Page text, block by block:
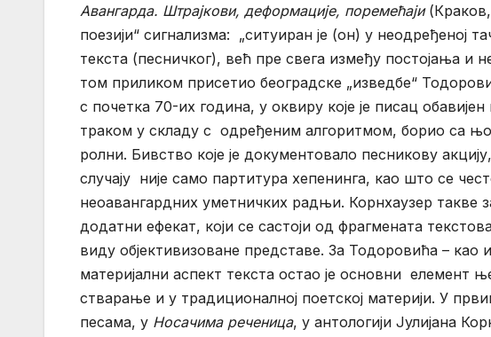
Авангарда. Штрајкови, деформације, поремећаји(Краков,
поезији“ сигнализма: „ситуиран је (он) у неодређеној
текста (песничког), већ пре свега између постојања и
том приликом присетио београдске „изведбе“
с почетка 70-их година, у оквиру које је писац
траком у складу с одређеним алгоритмом, борио са
ролни. Бивство које је документовало песникову
случају није само партитура хепенинга, као што се
неоавангардних уметничких радњи. Корнхаузер такве
додатни ефекат, који се састоји од фрагмената
виду објективизоване представе. За Тодоровића – као
материјални аспект текста остао је основни елемент
стварање и у традиционалној поетској материји. У
песама, у Носачима реченица, у антологији Јулијана